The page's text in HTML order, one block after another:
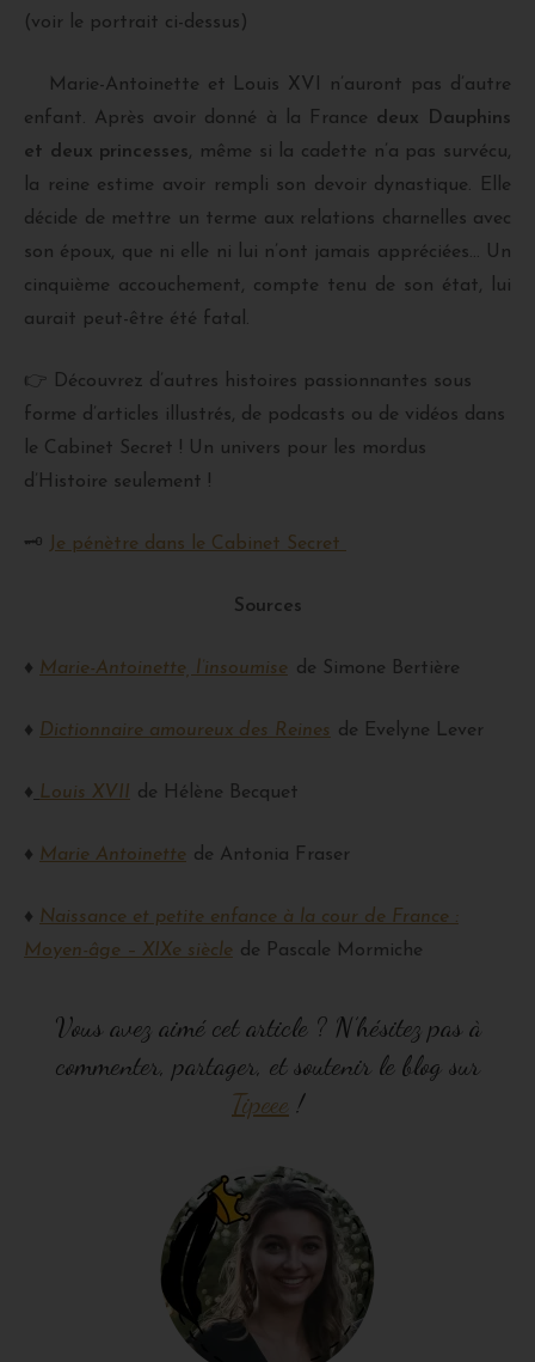
(voir le portrait ci-dessus)
Marie-Antoinette et Louis XVI n’auront pas d’autre
enfant. Après avoir donné à la France deux Dauphins
et deux princesses, même si la cadette n’a pas survécu,
la reine estime avoir rempli son devoir dynastique. Elle
décide de mettre un terme aux relations charnelles avec
son époux, que ni elle ni lui n’ont jamais appréciées… Un
cinquième accouchement, compte tenu de son état, lui
aurait peut-être été fatal.
👉 Découvrez d’autres histoires passionnantes sous
forme d’articles illustrés, de podcasts ou de vidéos dans
le Cabinet Secret ! Un univers pour les mordus
d’Histoire seulement !
🗝 Je pénètre dans le Cabinet Secret
Sources
♦ Marie-Antoinette, l’insoumise de Simone Bertière
♦ Dictionnaire amoureux des Reines de Evelyne Lever
♦ Louis XVII de Hélène Becquet
♦ Marie Antoinette de Antonia Fraser
♦ Naissance et petite enfance à la cour de France :
Moyen-âge – XIXe siècle de Pascale Mormiche
Vous avez aimé cet article ? N’hésitez pas à
commenter, partager, et soutenir le blog sur
Tipeee !